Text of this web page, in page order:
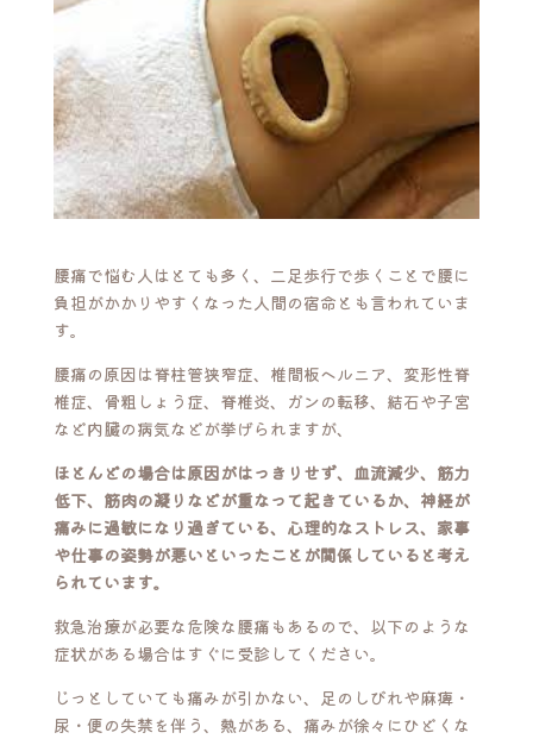
腰痛で悩む人はとても多く、二足歩行で歩くことで腰に
負担がかかりやすくなった人間の宿命とも言われていま
す。
腰痛の原因は脊柱管狭窄症、椎間板ヘルニア、変形性脊
椎症、骨粗しょう症、脊椎炎、ガンの転移、結石や子宮
など内臓の病気などが挙げられますが、
ほとんどの場合は原因がはっきりせず、血流減少、筋力
低下、筋肉の凝りなどが重なって起きているか、神経が
痛みに過敏になり過ぎている、心理的なストレス、家事
や仕事の姿勢が悪いといったことが関係していると考え
られています。
救急治療が必要な危険な腰痛もあるので、以下のような
症状がある場合はすぐに受診してください。
じっとしていても痛みが引かない、足のしびれや麻痺・
尿・便の失禁を伴う、熱がある、痛みが徐々にひどくな